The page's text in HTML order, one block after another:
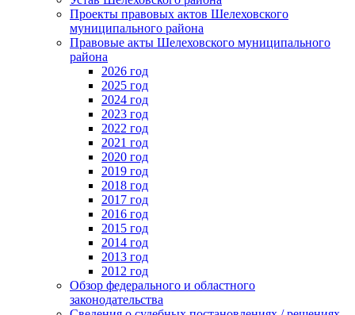
Проекты правовых актов Шелеховского
муниципального района
Правовые акты Шелеховского муниципального
района
2026 год
2025 год
2024 год
2023 год
2022 год
2021 год
2020 год
2019 год
2018 год
2017 год
2016 год
2015 год
2014 год
2013 год
2012 год
Обзор федерального и областного
законодательства